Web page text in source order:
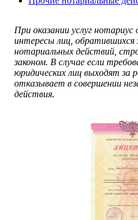
При оказании услуг нотариус
интересы лиц, обратившихся
нотариальных действий,
законом. В случае если
юридических лиц выходят за
отказывает в совершении
действия.